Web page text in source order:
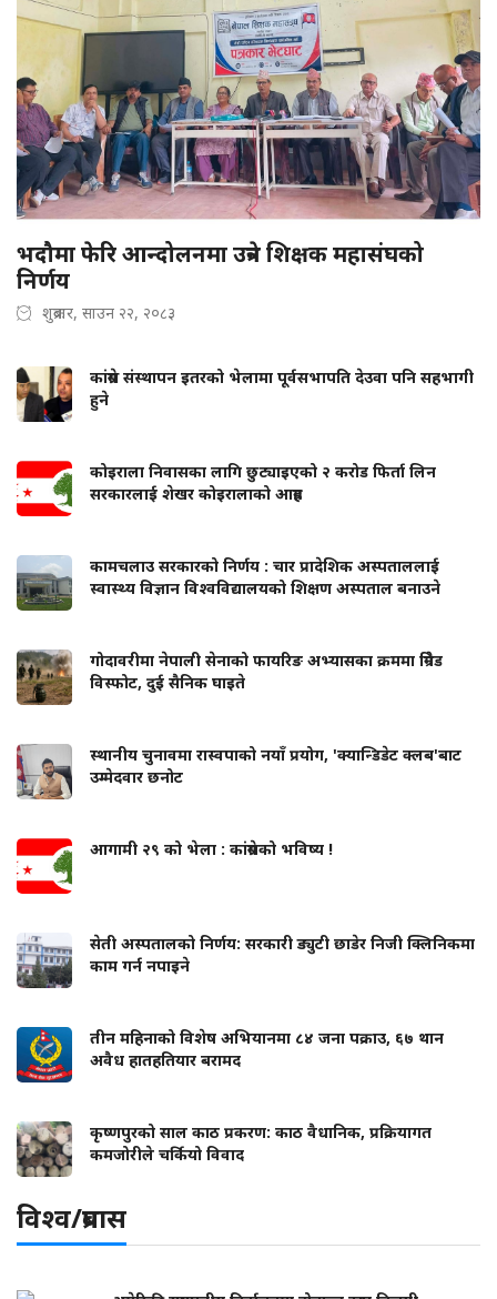
भदौमा फेरि आन्दोलनमा उत्रने शिक्षक महासंघको
निर्णय
शुक्रबार, साउन २२, २०८३
कांग्रेस संस्थापन इतरको भेलामा पूर्वसभापति देउवा पनि सहभागी
हुने
कोइराला निवासका लागि छुट्याइएको २ करोड फिर्ता लिन
सरकारलाई शेखर कोइरालाको आग्रह
कामचलाउ सरकारको निर्णय : चार प्रादेशिक अस्पताललाई
स्वास्थ्य विज्ञान विश्वविद्यालयको शिक्षण अस्पताल बनाउने
गोदावरीमा नेपाली सेनाको फायरिङ अभ्यासका क्रममा ग्रिनेड
विस्फोट, दुई सैनिक घाइते
स्थानीय चुनावमा रास्वपाको नयाँ प्रयोग, 'क्यान्डिडेट क्लब'बाट
उम्मेदवार छनोट
आगामी २९ को भेला : कांग्रेसको भविष्य !
सेती अस्पतालको निर्णय: सरकारी ड्युटी छाडेर निजी क्लिनिकमा
काम गर्न नपाइने
तीन महिनाको विशेष अभियानमा ८४ जना पक्राउ, ६७ थान
अवैध हातहतियार बरामद
कृष्णपुरको साल काठ प्रकरण: काठ वैधानिक, प्रक्रियागत
कमजोरीले चर्कियो विवाद
विश्व/प्रबास